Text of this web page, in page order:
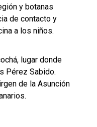
y botanas
de contacto y
a los niños.
lugar donde
Pérez Sabido.
de la Asunción